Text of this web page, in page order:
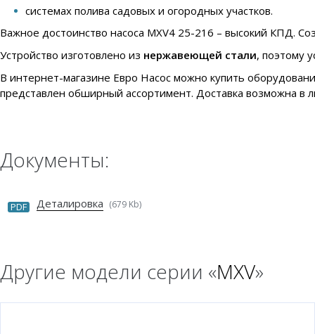
системах полива садовых и огородных участков.
Важное достоинство насоса MXV4 25-216 – высокий КПД.
Устройство изготовлено из нержавеющей стали, поэтому
В интернет-магазине Евро Насос можно купить
представлен обширный ассортимент. Доставка возможна в
Документы:
PDF Деталировка (679 Kb)
Другие модели серии «MXV»